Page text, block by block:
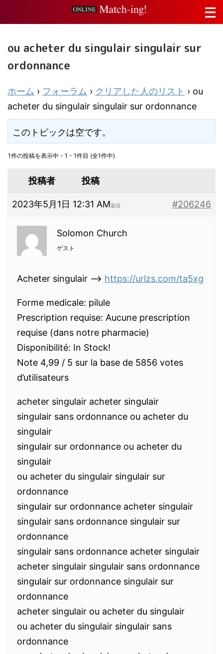
ou acheter du singulair singulair sur
ordonnance
ホーム › フォーラム › クリアした人のリスト › ou
acheter du singulair singulair sur ordonnance
このトピックは空です。
1件の投稿を表示中 - 1 - 1件目 (全1件中)
投稿者 投稿
2023年5月1日 12:31 AM #206246
返信
Solomon Church
ゲスト
Acheter singulair -–> https://urlzs.com/ta5xg
Forme medicale: pilule
Prescription requise: Aucune prescription
requise (dans notre pharmacie)
Disponibilité: In Stock!
Note 4,99 / 5 sur la base de 5856 votes
d’utilisateurs
acheter singulair acheter singulair
singulair sans ordonnance ou acheter du
singulair
singulair sur ordonnance ou acheter du
singulair
ou acheter du singulair singulair sur
ordonnance
singulair sur ordonnance acheter singulair
singulair sans ordonnance singulair sur
ordonnance
singulair sans ordonnance acheter singulair
acheter singulair singulair sans ordonnance
singulair sur ordonnance singulair sur
ordonnance
acheter singulair ou acheter du singulair
ou acheter du singulair singulair sans
ordonnance